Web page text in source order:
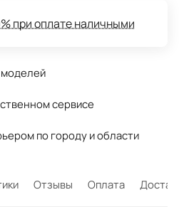
при оплате наличными
сервисе
по городу и области
Отзывы Оплата